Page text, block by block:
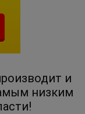
и
низким